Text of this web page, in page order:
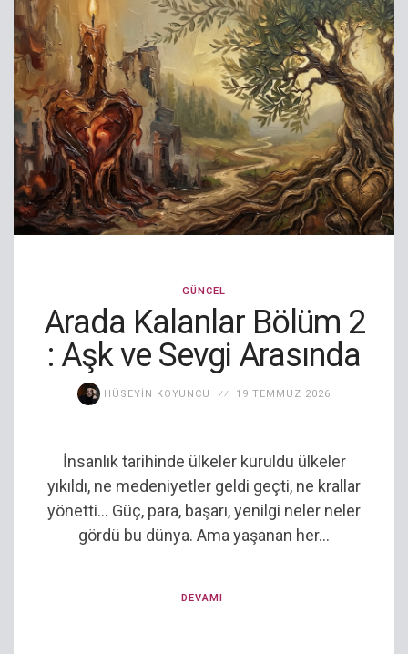
GÜNCEL
Arada Kalanlar Bölüm 2
: Aşk ve Sevgi Arasında
HÜSEYIN KOYUNCU 19 TEMMUZ 2026
İnsanlık tarihinde ülkeler kuruldu ülkeler
yıkıldı, ne medeniyetler geldi geçti, ne krallar
yönetti… Güç, para, başarı, yenilgi neler neler
gördü bu dünya. Ama yaşanan her...
DEVAMI